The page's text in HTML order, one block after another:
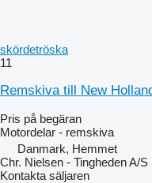
skördetröska
11
Remskiva till New
Pris på begäran
Motordelar - remskiva
Danmark, Hemmet
Chr. Nielsen - Tingheden A/S
Kontakta säljaren